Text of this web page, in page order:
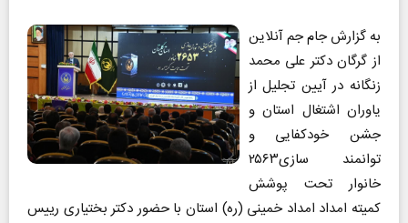
به گزارش جام جم آنلاین
از گرگان دکتر علی محمد
زنگانه در آیین تجلیل از
یاوران اشتغال استان و
جشن خودکفایی و
توانمند سازی۲۵۶۳
خانوار تحت پوشش
کمیته امداد امداد خمینی (ره) استان با حضور دکتر بختیاری رییس